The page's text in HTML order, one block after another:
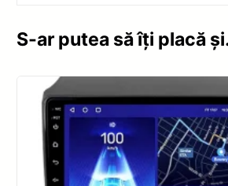
S-ar putea să îți placă